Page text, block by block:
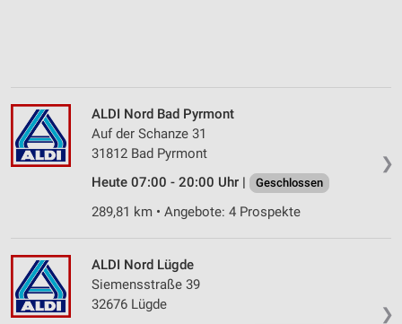
❯
ALDI Nord Bad Pyrmont
Auf der Schanze 31
31812 Bad Pyrmont
Heute 07:00 - 20:00 Uhr |
Geschlossen
289,81 km • Angebote: 4 Prospekte
❯
ALDI Nord Lügde
Siemensstraße 39
32676 Lügde